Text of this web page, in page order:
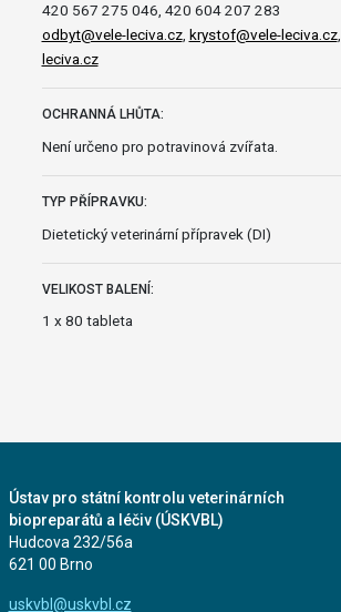
420 567 275 046, 420 604 207 283
odbyt@vele-leciva.cz, krystof@vele-leciva.cz,
leciva.cz
OCHRANNÁ LHŮTA:
Není určeno pro potravinová zvířata.
TYP PŘÍPRAVKU:
Dietetický veterinární přípravek (DI)
VELIKOST BALENÍ:
1 x 80 tableta
Ústav pro státní kontrolu veterinárních
biopreparátů a léčiv (ÚSKVBL)
Hudcova 232/56a
621 00 Brno
uskvbl@uskvbl.cz